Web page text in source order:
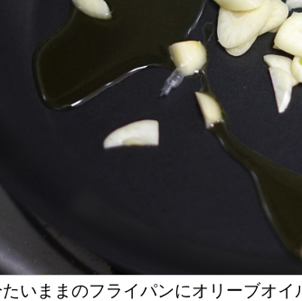
たいままのフライパンにオリーブオ